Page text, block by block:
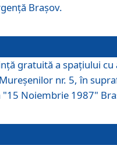
Brașov.
gratuită a spaţiului cu
nr. 5, în
Noiembrie 1987"